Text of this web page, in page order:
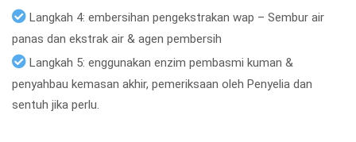
Langkah 4: embersihan pengekstrakan wap – Sembur air
panas dan ekstrak air & agen pembersih
Langkah 5: enggunakan enzim pembasmi kuman &
penyahbau kemasan akhir, pemeriksaan oleh Penyelia dan
sentuh jika perlu.